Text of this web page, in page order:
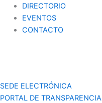
DIRECTORIO
EVENTOS
CONTACTO
SEDE ELECTRÓNICA
PORTAL DE TRANSPARENCIA